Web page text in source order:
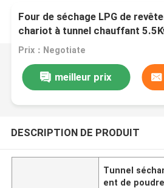
Four de séchage LPG de
chariot à tunnel chauffant
Prix：Negotiate
meilleur prix
DESCRIPTION DE PRODUIT
Tunnel
ent de